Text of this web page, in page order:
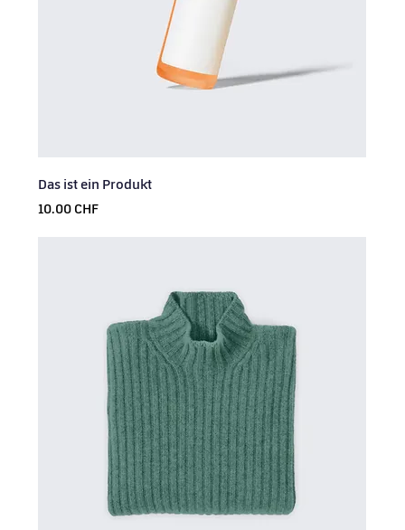
Das ist ein Produkt
Prix
10.00 CHF